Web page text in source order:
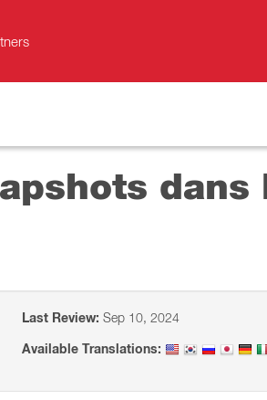
Last Review: Sep 10, 2024
Available Translations: